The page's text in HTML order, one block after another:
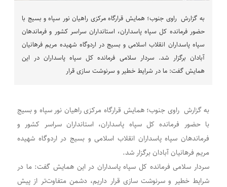
به گزارش راوی جنوب؛ همایش قرارگاه مرکزی راهیان نور سپاه و بسیج با
حضور فرمانده کل سپاه پاسداران، استانداران سراسر کشور و فرماندهان
سپاه پاسداران انقلاب اسلامی و بسیج در اردوگاه شهیده مریم فرهانیان
آبادان برگزار شد. سردار سلامی فرمانده کل سپاه پاسداران در این
همایش گفت: ما در شرایط خطیر و سرنوشت سازی قرار
به گزارش راوی جنوب؛ همایش قرارگاه مرکزی راهیان نور سپاه و بسیج
با حضور فرمانده کل سپاه پاسداران، استانداران سراسر کشور و
فرماندهان سپاه پاسداران انقلاب اسلامی و بسیج در اردوگاه شهیده
مریم فرهانیان آبادان برگزار شد.
سردار سلامی فرمانده کل سپاه پاسداران در این همایش گفت: ما در
شرایط خطیر و سرنوشت سازی قرار داریم، دشمن متفاوت‌تر از پیش